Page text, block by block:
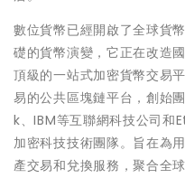
數位貨幣已經開啟了全球貨
礎的貨幣演變，它正在改造
頂級的一站式加密貨幣交易
易的公共區塊鏈平台，創
k、IBM等互聯網科技公司
加密科技技術團隊。旨在為
產交易和兌換服務，聚合全